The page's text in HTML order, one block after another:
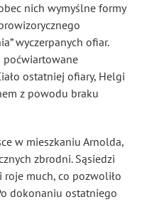
nich wymyślne formy
wyczerpanych ofiar.
poćwiartowane
ostatniej ofiary, Helgi
z powodu braku
w mieszkaniu Arnolda,
zbrodni. Sąsiedzi
much, co pozwoliło
dokonaniu ostatniego